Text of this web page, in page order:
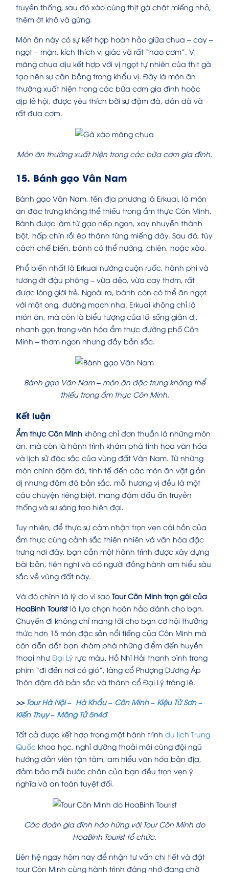
truyền thống, sau đó xào cùng thịt gà chặt miếng nhỏ,
thêm ớt khô và gừng.
Món ăn này có sự kết hợp hoàn hảo giữa chua – cay –
ngọt – mặn, kích thích vị giác và rất “hao cơm”. Vị
măng chua dịu kết hợp với vị ngọt tự nhiên của thịt gà
tạo nên sự cân bằng trong khẩu vị. Đây là món ăn
thường xuất hiện trong các bữa cơm gia đình hoặc
dịp lễ hội, được yêu thích bởi sự đậm đà, dân dã và
rất đưa cơm.
Món ăn thường xuất hiện trong các bữa cơm gia đình.
15. Bánh gạo Vân Nam
Bánh gạo Vân Nam, tên địa phương là Erkuai, là món
ăn đặc trưng không thể thiếu trong ẩm thực Côn Minh.
Bánh được làm từ gạo nếp ngon, xay nhuyễn thành
bột, hấp chín rồi ép thành từng miếng dày. Sau đó, tùy
cách chế biến, bánh có thể nướng, chiên, hoặc xào.
Phổ biến nhất là Erkuai nướng cuộn ruốc, hành phi và
tương ớt đậu phộng – vừa dẻo, vừa cay thơm, rất
được lòng giới trẻ. Ngoài ra, bánh còn có thể ăn ngọt
với mật ong, đường mạch nha. Erkuai không chỉ là
món ăn, mà còn là biểu tượng của lối sống giản dị,
nhanh gọn trong văn hóa ẩm thực đường phố Côn
Minh – thơm ngon nhưng đầy bản sắc.
Bánh gạo Vân Nam – món ăn đặc trưng không thể
thiếu trong ẩm thực Côn Minh.
Kết luận
Ẩm thực Côn Minh không chỉ đơn thuần là những món
ăn, mà còn là hành trình khám phá tinh hoa văn hóa
và lịch sử đặc sắc của vùng đất Vân Nam. Từ những
món chính đậm đà, tinh tế đến các món ăn vặt giản
dị nhưng đậm đà bản sắc, mỗi hương vị đều là một
câu chuyện riêng biệt, mang đậm dấu ấn truyền
thống và sự sáng tạo hiện đại.
Tuy nhiên, để thực sự cảm nhận trọn vẹn cái hồn của
ẩm thực cùng cảnh sắc thiên nhiên và văn hóa đặc
trưng nơi đây, bạn cần một hành trình được xây dựng
bài bản, tiện nghi và có người đồng hành am hiểu sâu
sắc về vùng đất này.
Và đó chính là lý do vì sao Tour Côn Minh trọn gói của
HoaBinh Touristlà lựa chọn hoàn hảo dành cho bạn.
Chuyến đi không chỉ mang tới cho bạn cơ hội thưởng
thức hơn 15 món đặc sản nổi tiếng của Côn Minh mà
còn dẫn dắt bạn khám phá những điểm đến huyền
thoại như Đại Lý rực màu, Hồ Nhĩ Hải thanh bình trong
phim “đi đến nơi có gió”, làng cổ Phượng Dương Áp
Thôn đậm đà bản sắc và thành cổ Đại Lý tráng lệ.
>> Tour Hà Nội – Hà Khẩu – Côn Minh – Kiệu Tử Sơn –
Kiến Thụy – Mông Tử 5n4đ
Tất cả được kết hợp trong một hành trình du lịch Trung
Quốc khoa học, nghỉ dưỡng thoải mái cùng đội ngũ
hướng dẫn viên tận tâm, am hiểu văn hóa bản địa,
đảm bảo mỗi bước chân của bạn đều trọn vẹn ý
nghĩa và an toàn tuyệt đối.
Các đoàn gia đình hào hứng với Tour Côn Minh do
HoaBinh Tourist tổ chức.
Liên hệ ngay hôm nay để nhận tư vấn chi tiết và đặt
tour Côn Minh cùng hành trình đáng nhớ đang chờ